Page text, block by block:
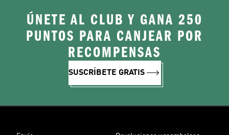
ÚNETE AL CLUB Y GANA 250
PUNTOS PARA CANJEAR POR
RECOMPENSAS
SUSCRÍBETE GRATIS